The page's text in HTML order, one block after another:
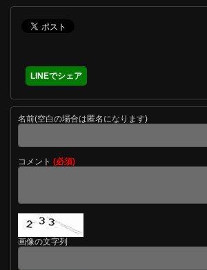
LINEでシェア
名前(空白の場合は匿名になります)
コメント (必須)
画像の文字列